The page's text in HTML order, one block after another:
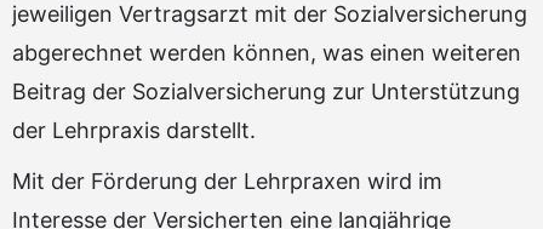
jeweiligen Vertragsarzt mit der Sozialversicherung
abgerechnet werden können, was einen weiteren
Beitrag der Sozialversicherung zur Unterstützung
der Lehrpraxis darstellt.
Mit der Förderung der Lehrpraxen wird im
Interesse der Versicherten eine langjährige